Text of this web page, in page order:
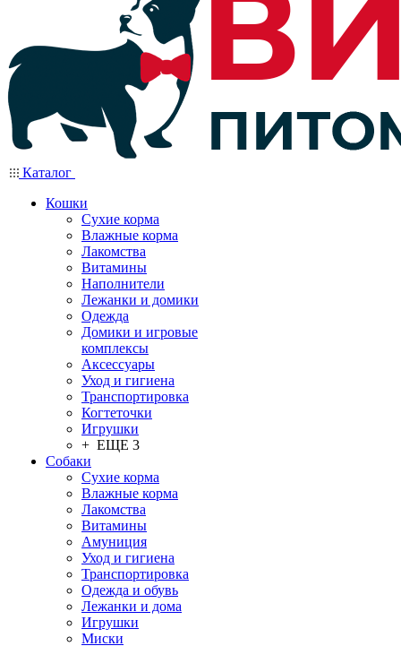
Каталог
Кошки
Сухие корма
Влажные корма
Лакомства
Витамины
Наполнители
Лежанки и домики
Одежда
Домики и игровые
комплексы
Аксессуары
Уход и гигиена
Транспортировка
Когтеточки
Игрушки
+ ЕЩЕ 3
Собаки
Сухие корма
Влажные корма
Лакомства
Витамины
Амуниция
Уход и гигиена
Транспортировка
Одежда и обувь
Лежанки и дома
Игрушки
Миски